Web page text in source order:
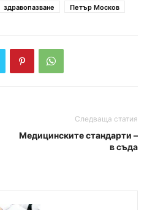
здравопазване Петър Москов
Следваща статия
Медицинските стандарти –
в съда